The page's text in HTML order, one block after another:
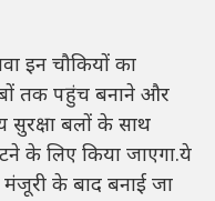
इन चौकियों का
तक पहुंच बनाने और
सुरक्षा बलों के साथ
के लिए किया जाएगा.ये
मंजूरी के बाद बनाई जा